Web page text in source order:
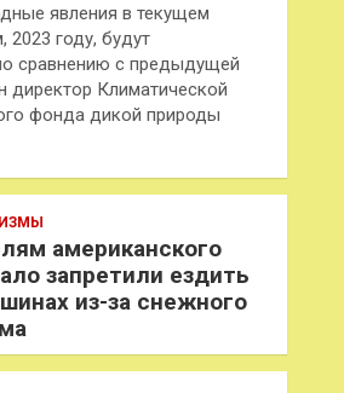
явления в текущем
2023 году, будут
сравнению с предыдущей
директор Климатической
фонда дикой природы
американского
запретили ездить
из-за снежного